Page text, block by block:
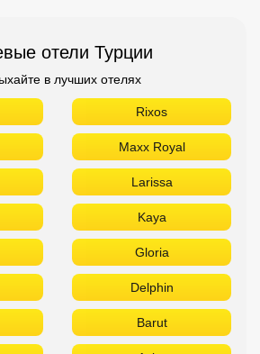
отели Турции
в лучших отелях
Rixos
Maxx Royal
Larissa
Kaya
Gloria
Delphin
Barut